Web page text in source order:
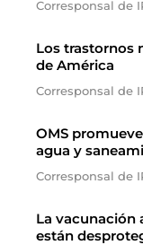
Corresponsal de
Los trastornos
de América
Corresponsal de
OMS
agua y
Corresponsal de
La vacunación
están